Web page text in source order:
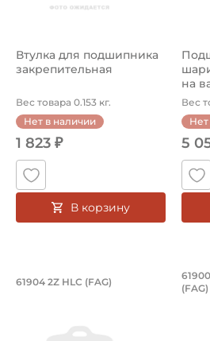
Втулка для подшипника
закрепительная
Вес товара 0.153 кг.
Нет в наличии
1 823 ₽
В корзину
на
Вес
5
Подшипник 20х37х9
Подшипник 20х37х9 мм,
61904 2Z HLC (FAG)
(FAG)